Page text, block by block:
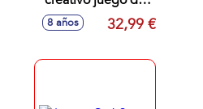
deducción
8 años 32,99 €